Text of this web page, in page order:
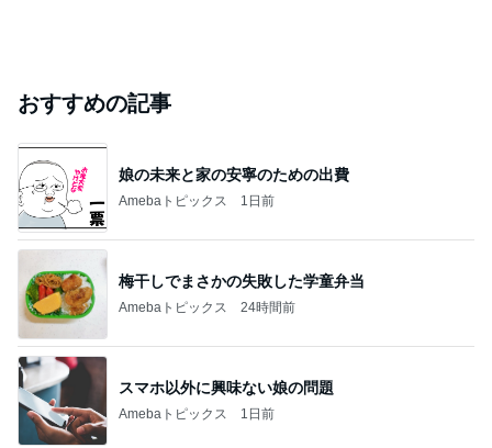
おすすめの記事
娘の未来と家の安寧のための出費
Amebaトピックス 1日前
梅干しでまさかの失敗した学童弁当
Amebaトピックス 24時間前
スマホ以外に興味ない娘の問題
Amebaトピックス 1日前